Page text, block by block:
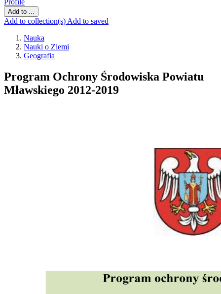
Profile
Add to ...
Add to collection(s) Add to saved
Nauka
Nauki o Ziemi
Geografia
Program Ochrony Środowiska Powiatu
Mławskiego 2012-2019